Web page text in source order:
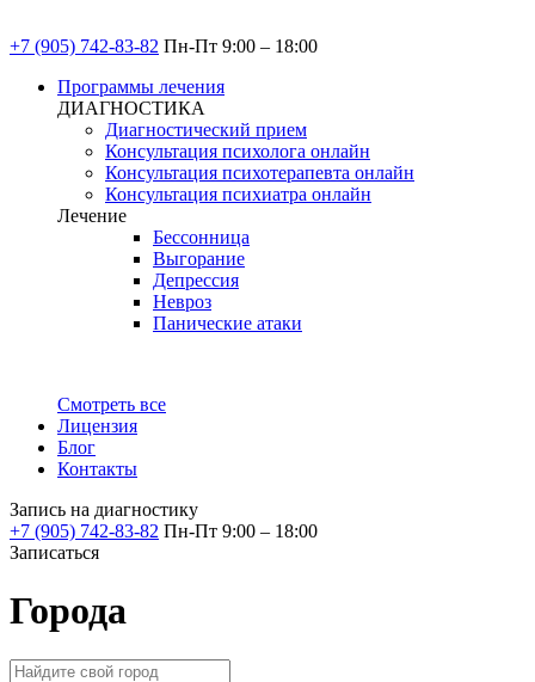
+7 (905) 742-83-82 Пн-Пт 9:00 – 18:00
Программы лечения
ДИАГНОСТИКА
Диагностический прием
Консультация психолога онлайн
Консультация психотерапевта онлайн
Консультация психиатра онлайн
Лечение
Бессонница
Выгорание
Депрессия
Невроз
Панические атаки
Смотреть все
Лицензия
Блог
Контакты
Запись на диагностику
+7 (905) 742-83-82 Пн-Пт 9:00 – 18:00
Записаться
Города